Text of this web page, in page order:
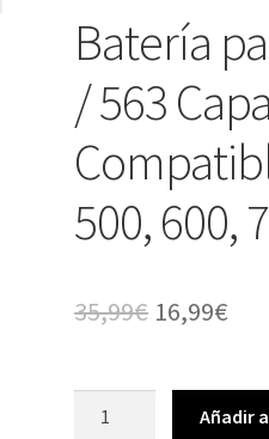
Batería
/ 563
500, 600,
35,99€ El
original
16,99€
Añadir